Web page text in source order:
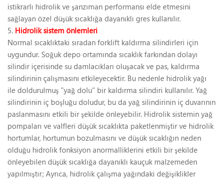
istikrarlı hidrolik ve şanzıman performansı elde etmesini
sağlayan özel düşük sıcaklığa dayanıklı gres kullanılır.
5. Hidrolik sistem önlemleri
Normal sıcaklıktaki sıradan forklift kaldırma silindirleri için
uygundur. Soğuk depo ortamında sıcaklık farkından dolayı
silindir içerisinde su damlacıkları oluşacak ve pas, kaldırma
silindirinin çalışmasını etkileyecektir. Bu nedenle hidrolik yağı
ile doldurulmuş "yağ dolu" bir kaldırma silindiri kullanılır. Yağ
silindirinin iç boşluğu doludur, bu da yağ silindirinin iç duvarının
paslanmasını etkili bir şekilde önleyebilir. Hidrolik sistemin yağ
pompaları ve valfleri düşük sıcaklıkta paketlenmiştir ve hidrolik
hortumlar, hortumun bozulmasını ve düşük sıcaklığın neden
olduğu hidrolik fonksiyon anormalliklerini etkili bir şekilde
önleyebilen düşük sıcaklığa dayanıklı kauçuk malzemeden
yapılmıştır; Ayrıca, hidrolik çalışma yağındaki değişiklikler